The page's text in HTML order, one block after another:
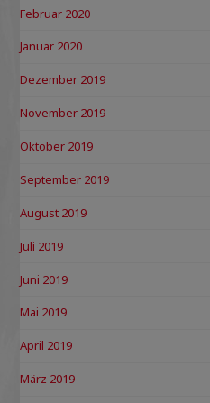
Februar 2020
Januar 2020
Dezember 2019
November 2019
Oktober 2019
September 2019
August 2019
Juli 2019
Juni 2019
Mai 2019
April 2019
März 2019